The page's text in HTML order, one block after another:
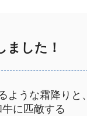
した！
ような霜降りと、
に匹敵する